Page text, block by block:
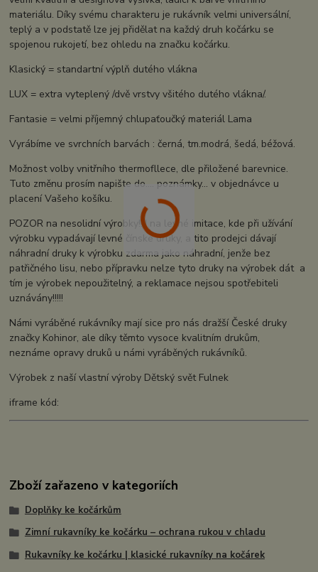
materiálu. Díky svému charakteru je rukávník velmi universální,
teplý a v podstatě lze jej přidělat na každý druh kočárku se
spojenou rukojetí, bez ohledu na značku kočárku.
Klasický = standartní výplň dutého vlákna
LUX = extra vyteplený /dvě vrstvy všitého dutého vlákna/.
Fantasie = velmi příjemný chlupaťoučký materiál Lama
Vyrábíme ve svrchních barvách : černá, tm.modrá, šedá, béžová.
Možnost volby vnitřního thermofllece, dle přiložené barevnice.
Tuto změnu prosím napište do.... poznámky... v objednávce u
placení Vašeho košíku.
POZOR na nesolidní výrobky!!!! na levné imitace, kde při užívání
výrobku vypadávají levné čínské druky, a tito prodejci dávají
náhradní druky k výrobku zdarma jako náhradní, jenže bez
patřičného lisu, nebo přípravku nelze tyto druky na výrobek dát a
tím je výrobek nepoužitelný, a reklamace nejsou spotřebiteli
uznávány!!!!!
Námi vyráběné rukávníky mají sice pro nás dražší České druky
značky Kohinor, ale díky těmto vysoce kvalitním drukům,
neznáme opravy druků u námi vyráběných rukávníků.
Výrobek z naší vlastní výroby Dětský svět Fulnek
iframe kód:
Zboží zařazeno v kategoriích
Doplňky ke kočárkům
Zimní rukavníky ke kočárku – ochrana rukou v chladu
Rukavníky ke kočárku | klasické rukavníky na kočárek